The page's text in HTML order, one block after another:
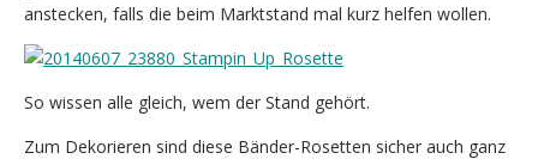
anstecken, falls die beim Marktstand mal kurz helfen wollen.
So wissen alle gleich, wem der Stand gehört.
Zum Dekorieren sind diese Bänder-Rosetten sicher auch ganz